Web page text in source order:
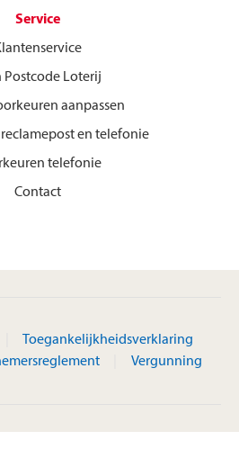
Service
Postcode Loterij
aanpassen
en telefonie
telefonie
Contact
Toegankelijkheidsverklaring
Vergunning